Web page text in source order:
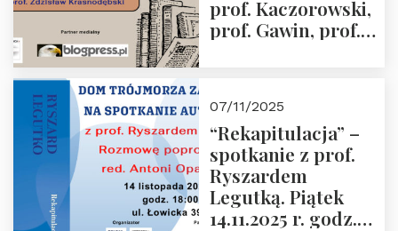
prof. Kaczorowski,
prof. Gawin, prof.
07/11/2025
“Rekapitulacja” –
spotkanie z prof.
Ryszardem
Legutką. Piątek
14.11.2025 r. godz.